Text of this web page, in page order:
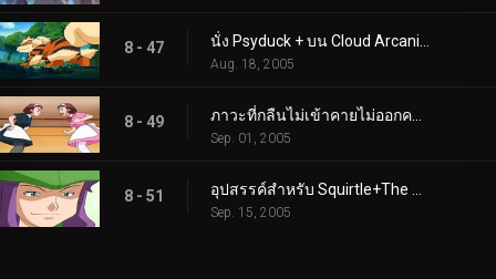
8 - 47
Aug. 18, 2005
8 - 49
Sep. 01, 2005
8 - 51
Sep. 15, 2005